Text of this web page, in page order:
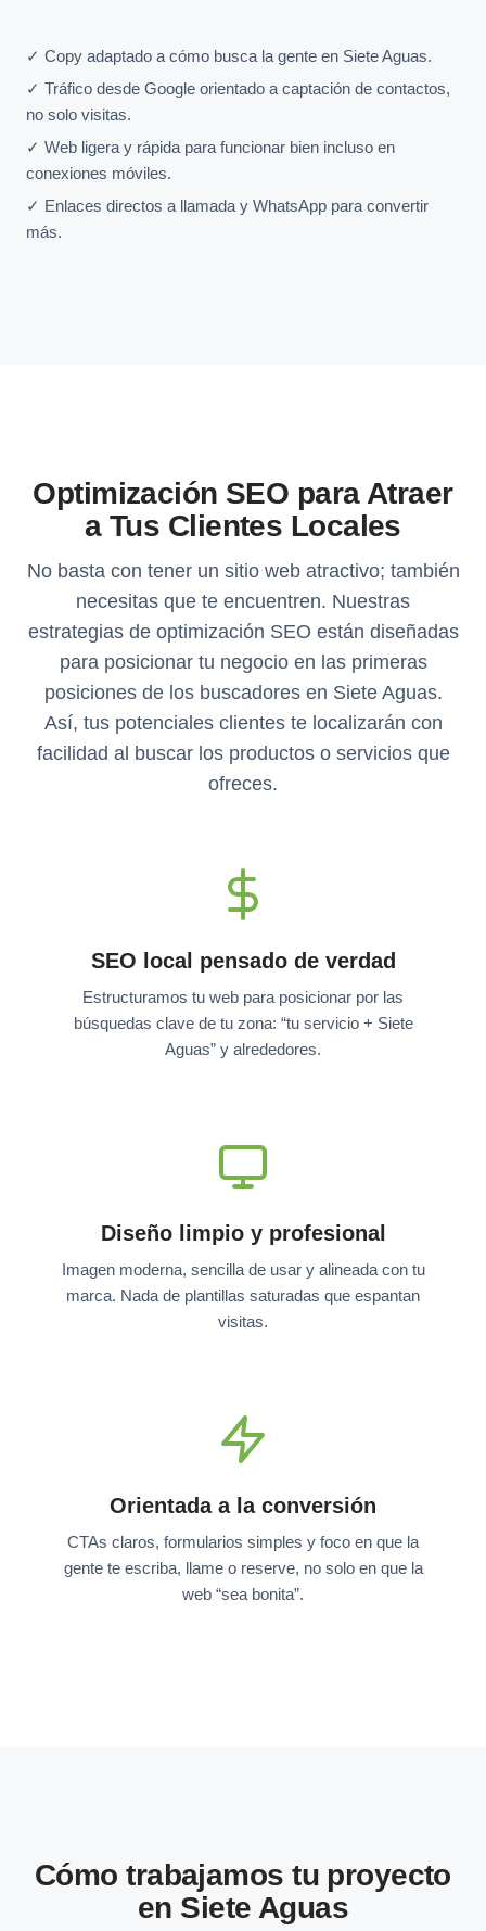
✓ Copy adaptado a cómo busca la gente en Siete Aguas.
✓ Tráfico desde Google orientado a captación de contactos,
no solo visitas.
✓ Web ligera y rápida para funcionar bien incluso en
conexiones móviles.
✓ Enlaces directos a llamada y WhatsApp para convertir
más.
Optimización SEO para Atraer
a Tus Clientes Locales
No basta con tener un sitio web atractivo; también
necesitas que te encuentren. Nuestras
estrategias de optimización SEO están diseñadas
para posicionar tu negocio en las primeras
posiciones de los buscadores en Siete Aguas.
Así, tus potenciales clientes te localizarán con
facilidad al buscar los productos o servicios que
ofreces.
SEO local pensado de verdad
Estructuramos tu web para posicionar por las
búsquedas clave de tu zona: “tu servicio + Siete
Aguas” y alrededores.
Diseño limpio y profesional
Imagen moderna, sencilla de usar y alineada con tu
marca. Nada de plantillas saturadas que espantan
visitas.
Orientada a la conversión
CTAs claros, formularios simples y foco en que la
gente te escriba, llame o reserve, no solo en que la
web “sea bonita”.
Cómo trabajamos tu proyecto
en Siete Aguas